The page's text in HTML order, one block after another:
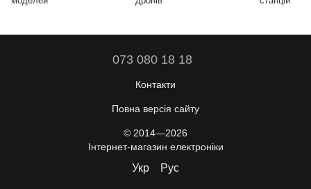
073 080 18 18
Контакти
Повна версія сайту
© 2014—2026
Інтернет-магазин електроніки
Укр Рус